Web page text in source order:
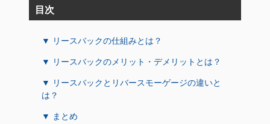
目次
▼ リースバックの仕組みとは？
▼ リースバックのメリット・デメリットとは？
▼ リースバックとリバースモーゲージの違いと
は？
▼ まとめ